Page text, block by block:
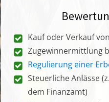
Kauf oder Verkauf
Zugewinnermittlung
Regulierung einer
Steuerliche Anlässe
dem Finanzamt)